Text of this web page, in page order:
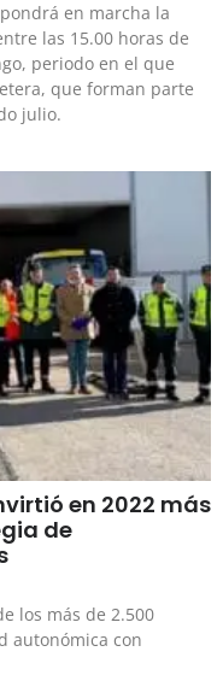
en marcha la
las 15.00 horas de
periodo en el que
que forman parte
julio.
en 2022 más
de
los más de 2.500
autonómica con